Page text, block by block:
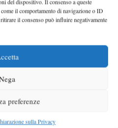
del dispositivo. Il consenso a queste
il comportamento di navigazione o ID
il consenso può influire negativamente
preferenze
sulla Privacy
2012 in